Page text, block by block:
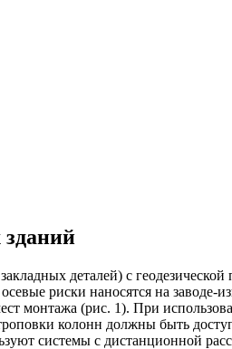
деталей) с
риски наносятся на
монтажа (рис. 1). При
колонн должны быть
системы с дистанционной